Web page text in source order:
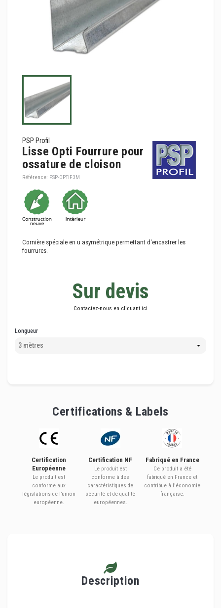
PSP Profil
Lisse Opti Fourrure pour
ossature de cloison
Référence: PSP-OPTIF3M
Cornière spéciale en u asymétrique permettant d'encastrer les
fourrures.
Sur devis
Contactez-nous en cliquant ici
Longueur
Certifications & Labels
Certification
Européenne
Le produit est
conforme aux
législations de l’union
européenne.
Certification NF
Le produit est
conforme à des
caractéristiques de
sécurité et de qualité
européennes.
Fabriqué en France
Ce produit a été
fabriqué en France et
contribue à l'économie
française.
Description